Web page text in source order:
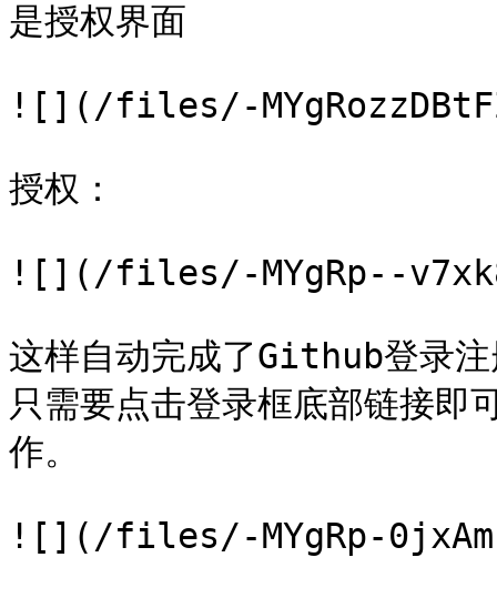
是授权界面
![](/files/-
授权：
![](/files/-MYgRp--
这样自动完成了Github登录
只需要点击登录框底部链接即
作。
![](/files/-MYgRp-